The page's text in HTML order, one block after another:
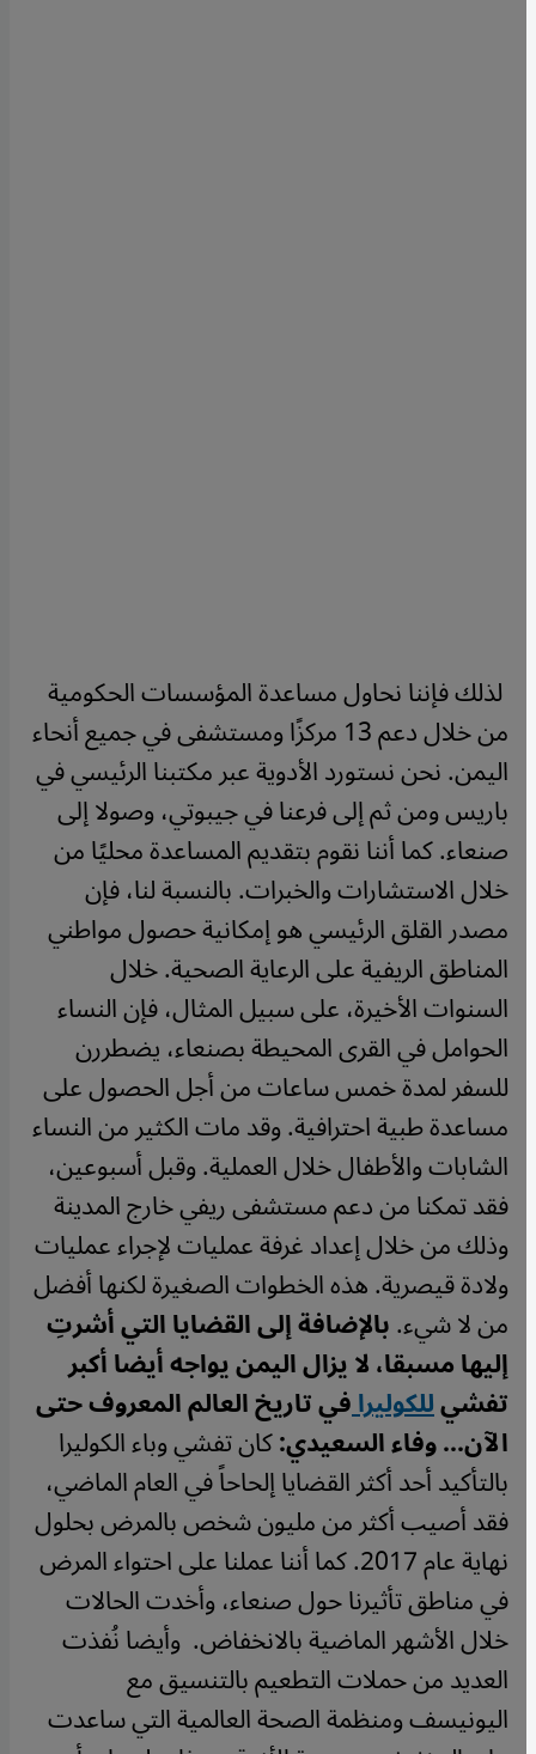
لذلك فإننا نحاول مساعدة المؤسسات الحكومية
من خلال دعم 13 مركزًا ومستشفى في جميع أنحاء
اليمن. نحن نستورد الأدوية عبر مكتبنا الرئيسي في
باريس ومن ثم إلى فرعنا في جيبوتي، وصولا إلى
صنعاء. كما أننا نقوم بتقديم المساعدة محليًا من
خلال الاستشارات والخبرات. بالنسبة لنا، فإن
مصدر القلق الرئيسي هو إمكانية حصول مواطني
المناطق الريفية على الرعاية الصحية.خلال
السنوات الأخيرة، على سبيل المثال، فإن النساء
الحوامل في القرى المحيطة بصنعاء، يضطررن
للسفر لمدة خمس ساعات من أجل الحصول على
مساعدة طبية احترافية. وقد مات الكثير من النساء
الشابات والأطفال خلال العملية.وقبل أسبوعين،
فقد تمكنا من دعم مستشفى ريفي خارج المدينة
وذلك من خلال إعداد غرفة عمليات لإجراء عمليات
ولادة قيصرية. هذه الخطوات الصغيرة لكنها أفضل
من لا شيء.بالإضافة إلى القضايا التي أشرتِ
إليها مسبقا، لا يزال اليمن يواجه أيضا أكبر
تفشيللكوليرافي تاريخ العالم المعروف حتى
الآن...وفاء السعيدي:كان تفشي وباء الكوليرا
بالتأكيد أحد أكثر القضايا إلحاحاً في العام الماضي،
فقد أصيب أكثر من مليون شخص بالمرض بحلول
نهاية عام 2017. كما أننا عملنا على احتواء المرض
في مناطق تأثيرنا حول صنعاء، وأخدت الحالات
خلال الأشهر الماضية بالانخفاض. وأيضا نُفذت
العديد من حملات التطعيم بالتنسيق مع
اليونيسف ومنظمة الصحة العالمية التي ساعدت